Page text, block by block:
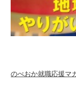
のべおか就職応援マ